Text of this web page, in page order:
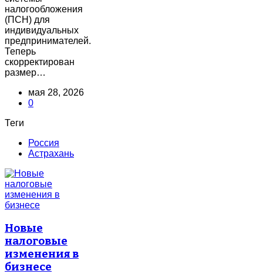
налогообложения
(ПСН) для
индивидуальных
предпринимателей.
Теперь
скорректирован
размер…
мая 28, 2026
0
Теги
Россия
Астрахань
Новые
налоговые
изменения в
бизнесе